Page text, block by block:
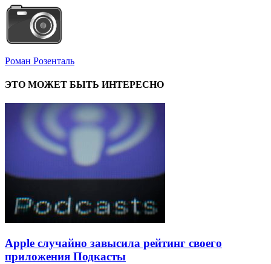
Роман Розенталь
ЭТО МОЖЕТ БЫТЬ ИНТЕРЕСНО
Apple случайно завысила рейтинг своего
приложения Подкасты